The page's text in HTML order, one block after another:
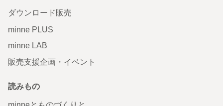
ダウンロード販売
minne PLUS
minne LAB
販売支援企画・イベント
読みもの